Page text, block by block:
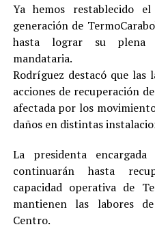
Ya hemos restablecido
generación de
hasta lograr su plena
mandataria.
Rodríguez destacó que
acciones de recuperación
afectada por los
daños en distintas
La presidenta
continuarán hasta
capacidad operativa de
mantienen las labores
Centro.